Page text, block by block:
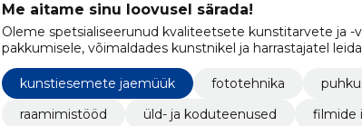
Me aitame sinu loovusel särada!
Oleme spetsialiseerunud kvaliteetsete kunstitarvete ja -
pakkumisele, võimaldades kunstnikel ja harrastajatel
oma loominguliste ideede elluviimiseks.
kunstiesemete jaemüük
fototehnika
raamimistööd
üld- ja koduteenused
filmide